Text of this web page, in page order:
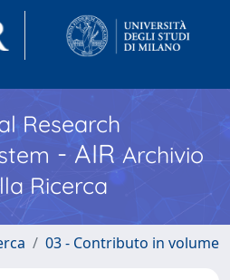
Research
- AIR Archivio
Ricerca
03 - Contributo in volume